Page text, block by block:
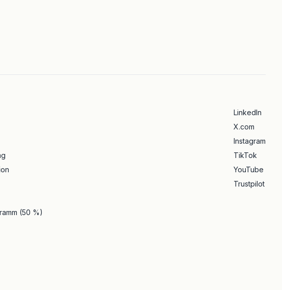
(50 %)
LinkedIn
X.com
Instagram
TikTok
YouTube
Trustpilot